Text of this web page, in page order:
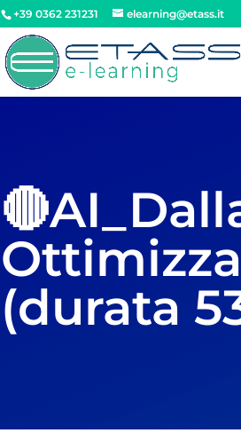
+39 0362 231231 elearning@etass.it
(durata